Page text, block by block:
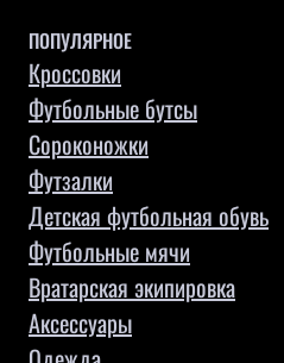
ПОПУЛЯРНОЕ
Кроссовки
Футбольные бутсы
Сороконожки
Футзалки
Детская футбольная обувь
Футбольные мячи
Вратарская экипировка
Аксессуары